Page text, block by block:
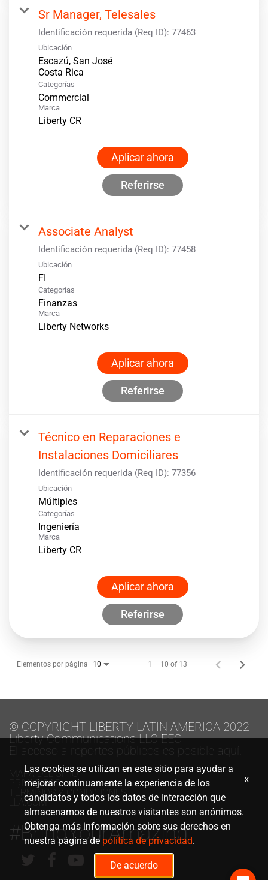
Sr Manager, Telesales
Identificación requerida (Req ID): 77463
Ubicación
Escazú, San José
Categorías
Commercial
Marca
Liberty CR
Aplicar ahora
Referirse
Associate Analyst
Identificación requerida (Req ID): 77458
Ubicación
Categorías
Finanzas
Marca
Liberty Networks
Aplicar ahora
Referirse
Técnico en Reparaciones e
Instalaciones Domiciliares
Identificación requerida (Req ID): 77356
Ubicación
Múltiples
Categorías
Ingeniería
Marca
Liberty CR
Aplicar ahora
Referirse
Elementos por página 10 1 – 10 of 13
© COPYRIGHT LIBERTY LATIN AMERICA 2022
Liberty Communications LLC EEO
El acceso a reportes públicos es posible aquí.
MAPA DEL SITIO
PRIVACIDAD
TÉRMINOS Y CONDICIONES
LLA.COM
#BringYourAmazing
Las cookies se utilizan en este sitio para ayudar a
mejorar continuamente la experiencia de los
candidatos y todos los datos de interacción que
almacenamos de nuestros visitantes son anónimos.
Obtenga más información sobre sus derechos en
nuestra página de política de privacidad.
De acuerdo
x